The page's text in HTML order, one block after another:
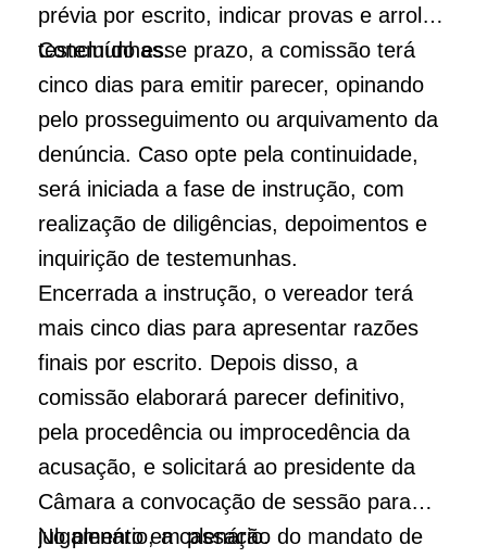
prévia por escrito, indicar provas e arrolar
testemunhas.
Concluído esse prazo, a comissão terá
cinco dias para emitir parecer, opinando
pelo prosseguimento ou arquivamento da
denúncia. Caso opte pela continuidade,
será iniciada a fase de instrução, com
realização de diligências, depoimentos e
inquirição de testemunhas.
Encerrada a instrução, o vereador terá
mais cinco dias para apresentar razões
finais por escrito. Depois disso, a
comissão elaborará parecer definitivo,
pela procedência ou improcedência da
acusação, e solicitará ao presidente da
Câmara a convocação de sessão para
julgamento em plenário.
No plenário, a cassação do mandato de